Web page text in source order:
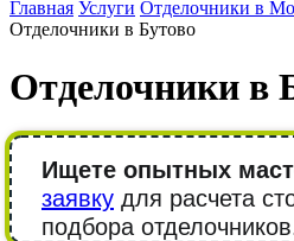
Главная Услуги Отделочники в
Отделочники в Бутово
Отделочники в
Ищете опытных
заявку для расчета
подбора